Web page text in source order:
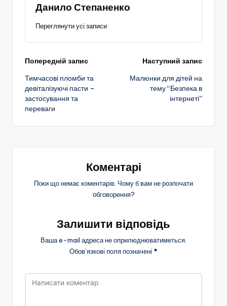
Данило Степаненко
Переглянути усі записи
Навігація
по
запису
Попередній запис
Тимчасові пломби та
девіталізуючі пасти –
застосування та
переваги
Наступний запис
Малюнки для дітей на
тему “Безпека в
інтернеті”
Коментарі
Поки що немає коментарів. Чому б вам не розпочати
обговорення?
Залишити відповідь
Ваша e-mail адреса не оприлюднюватиметься.
Обов’язкові поля позначені *